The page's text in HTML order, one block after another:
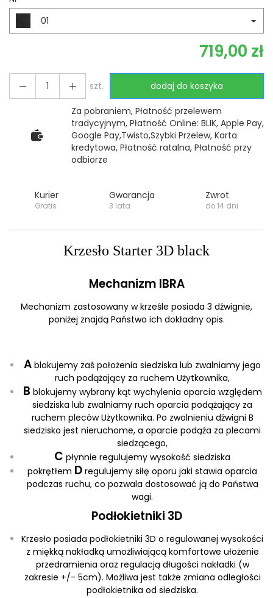
01
719,00 zł
szt. dodaj do koszyka
Za pobraniem, Płatność przelewem
tradycyjnym, Płatność Online: BLIK, Apple Pay,
Google Pay,Twisto,Szybki Przelew, Karta
kredytowa, Płatność ratalna, Płatność przy
odbiorze
Kurier
Gratis
Gwarancja
3 lata
Zwrot
do 14 dni
Krzesło Starter 3D black
Mechanizm IBRA
Mechanizm zastosowany w krześle posiada 3 dźwignie,
poniżej znajdą Państwo ich dokładny opis.
A blokujemy zaś położenia siedziska lub zwalniamy jego
ruch podążający za ruchem Użytkownika,
B blokujemy wybrany kąt wychylenia oparcia względem
siedziska lub zwalniamy ruch oparcia podążający za
ruchem pleców Użytkownika. Po zwolnieniu dźwigni B
siedzisko jest nieruchome, a oparcie podąża za plecami
siedzącego,
C płynnie regulujemy wysokość siedziska
pokrętłem D regulujemy siłę oporu jaki stawia oparcia
podczas ruchu, co pozwala dostosować ją do Państwa
wagi.
Podłokietniki 3D
Krzesło posiada podłokietniki 3D o regulowanej wysokości
z miękką nakładką umożliwiającą komfortowe ułożenie
przedramienia oraz regulacją długości nakładki (w
zakresie +/- 5cm). Możliwa jest także zmiana odległości
podłokietnika od siedziska.